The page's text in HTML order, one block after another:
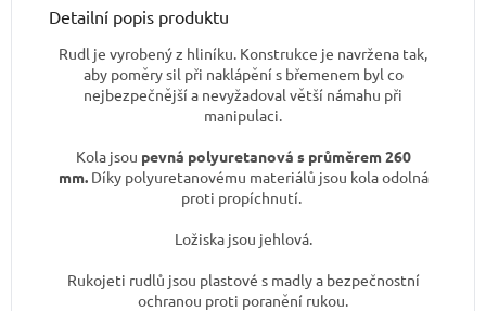
Detailní popis produktu
Rudl je vyrobený z hliníku. Konstrukce je navržena tak,
aby poměry sil při naklápění s břemenem byl co
nejbezpečnější a nevyžadoval větší námahu při
manipulaci.
Kola jsou pevná polyuretanová s průměrem 260
mm. Díky polyuretanovému materiálů jsou kola odolná
proti propíchnutí.
Ložiska jsou jehlová.
Rukojeti rudlů jsou plastové s madly a bezpečnostní
ochranou proti poranění rukou.